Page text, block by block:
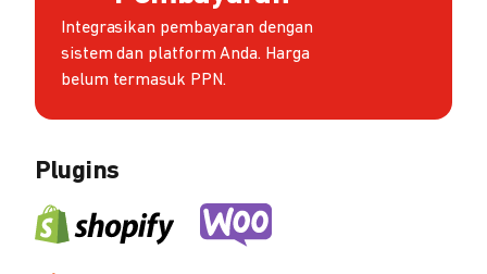
Integrasikan pembayaran dengan
sistem dan platform Anda. Harga
belum termasuk PPN.
Plugins